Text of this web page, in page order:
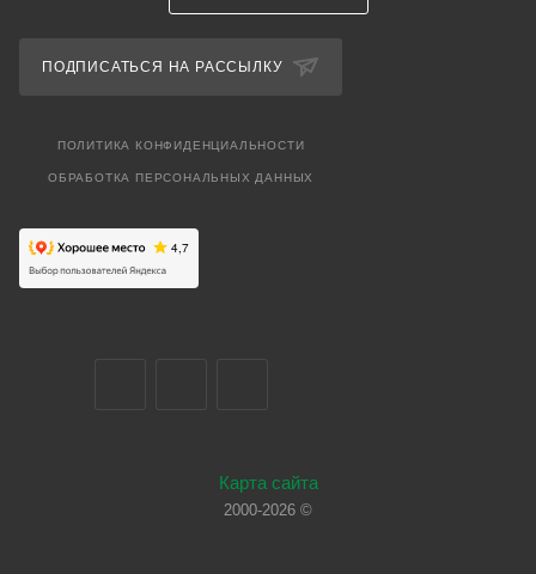
ПОДПИСАТЬСЯ НА РАССЫЛКУ
ПОЛИТИКА КОНФИДЕНЦИАЛЬНОСТИ
ОБРАБОТКА ПЕРСОНАЛЬНЫХ ДАННЫХ
Карта сайта
2000-2026 ©